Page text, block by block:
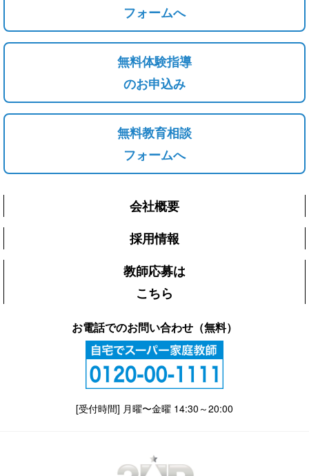
フォームへ
無料体験指導
のお申込み
無料教育相談
フォームへ
会社概要
採用情報
教師応募は
こちら
お電話でのお問い合わせ（無料）
[受付時間] 月曜〜金曜 14:30～20:00